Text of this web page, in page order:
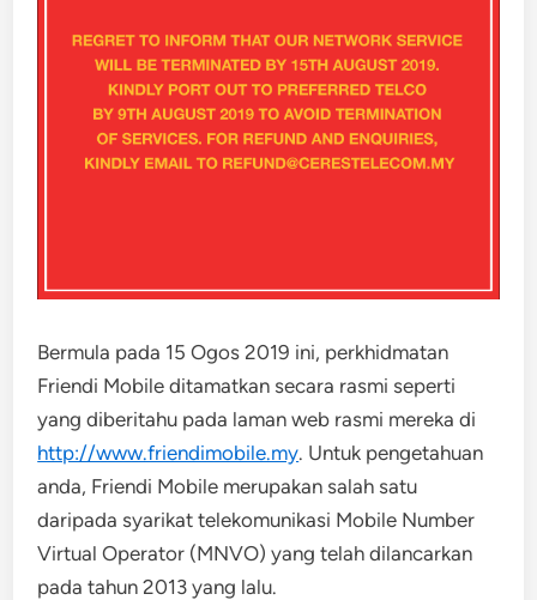
Bermula pada 15 Ogos 2019 ini, perkhidmatan
Friendi Mobile ditamatkan secara rasmi seperti
yang diberitahu pada laman web rasmi mereka di
http://www.friendimobile.my. Untuk pengetahuan
anda, Friendi Mobile merupakan salah satu
daripada syarikat telekomunikasi Mobile Number
Virtual Operator (MNVO) yang telah dilancarkan
pada tahun 2013 yang lalu.